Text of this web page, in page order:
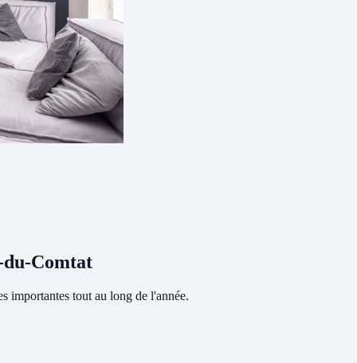
du-Comtat
importantes tout au long de l'année.